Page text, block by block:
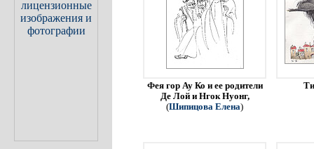
Фея гор Ау Ко и ее родители
Де Лой и Нгок Нуонг,
(Шипицова Елена)